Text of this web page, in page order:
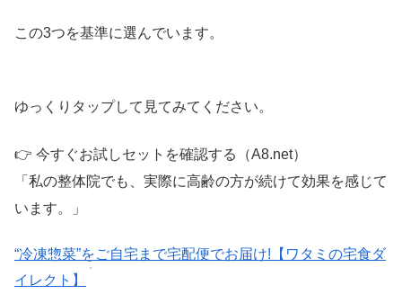
この3つを基準に選んでいます。
ゆっくりタップして見てみてください。
👉 今すぐお試しセットを確認する（A8.net）
「私の整体院でも、実際に高齢の方が続けて効果を感じて
います。」
“冷凍惣菜”をご自宅まで宅配便でお届け!【ワタミの宅食ダ
イレクト】